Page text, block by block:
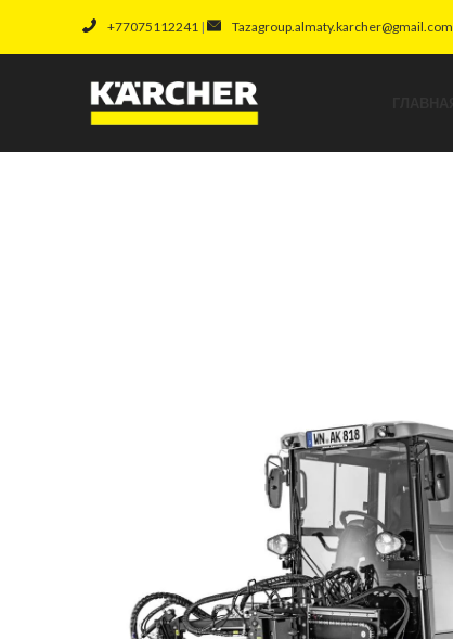
+77075112241 | Tazagroup.almaty.karcher@gmail.com